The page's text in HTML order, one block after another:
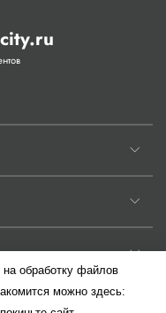
обработку файлов
можно здесь: